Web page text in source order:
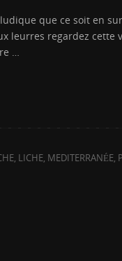
que ce soit en
leurres regardez cette
…
, LICHE, MEDITERRANÉE,